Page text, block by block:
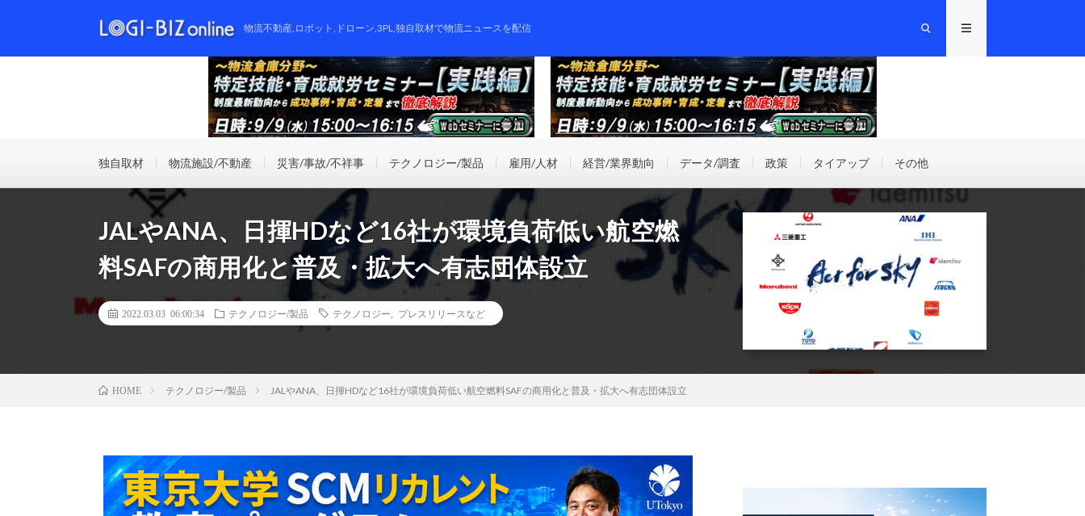
物流不動産,ロボット,ドローン,3PL,独自取材で物流ニュースを配信
独自取材 物流施設/不動産 災害/事故/不祥事 テクノロジー/製品 雇用/人材 経営/業界動向 データ/調査 政策 タイアップ その他
JALやANA、日揮HDなど16社が環境負荷低い航空燃
料SAFの商用化と普及・拡大へ有志団体設立
2022.03.03 06:00:34 テクノロジー/製品 テクノロジー プレスリリースなど
HOME テクノロジー/製品 JALやANA、日揮HDなど16社が環境負荷低い航空燃料SAFの商用化と普及・拡大へ有志団体設立